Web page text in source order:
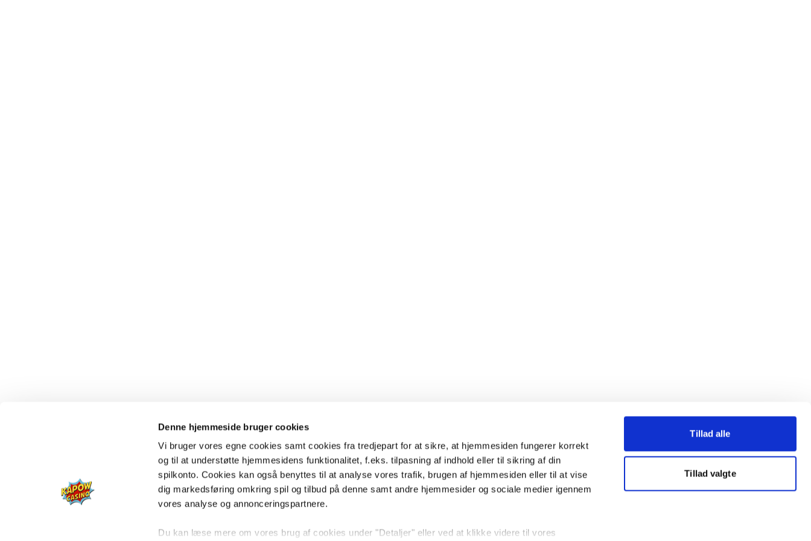
Denne hjemmeside bruger cookies
Vi bruger vores egne cookies samt cookies fra tredjepart for at sikre, at hjemmesiden fungerer korrekt
og til at understøtte hjemmesidens funktionalitet, f.eks. tilpasning af indhold eller til sikring af din
spilkonto. Cookies kan også benyttes til at analyse vores trafik, brugen af hjemmesiden eller til at vise
dig markedsføring omkring spil og tilbud på denne samt andre hjemmesider og sociale medier igennem
vores analyse og annonceringspartnere.
Du kan læse mere om vores brug af cookies under "Detaljer" eller ved at klikke videre til vores
Tillad alle
Tillad valgte